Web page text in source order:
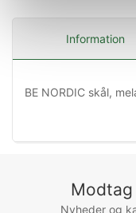
Information
BE NORDIC skål,
Nyheder og